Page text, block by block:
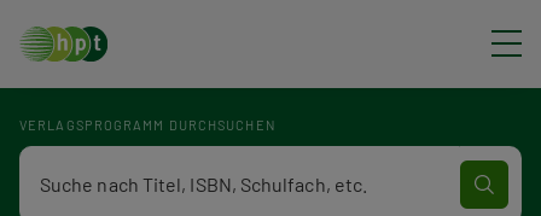
VERLAGSPROGRAMM DURCHSUCHEN
Verlagsprogramm Volltextsuche